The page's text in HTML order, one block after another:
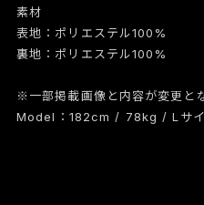
素材
表地：ポリエステル100%
裏地：ポリエステル100%
※一部掲載画像と内容が変更と
Model：182cm / 78kg / Lサイ